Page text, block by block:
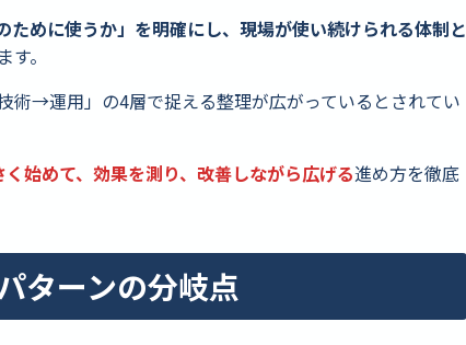
ために使うか」を明確にし、現場が使い続けられる体制と
。
→運用」の4層で捉える整理が広がっているとされてい
く始めて、効果を測り、改善しながら広げる進め方を徹底
ターンの分岐点